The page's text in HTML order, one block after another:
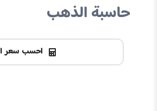
حاسبة الذهب
احسب سعر